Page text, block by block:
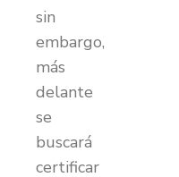
sin
embargo,
más
delante
se
buscará
certificar